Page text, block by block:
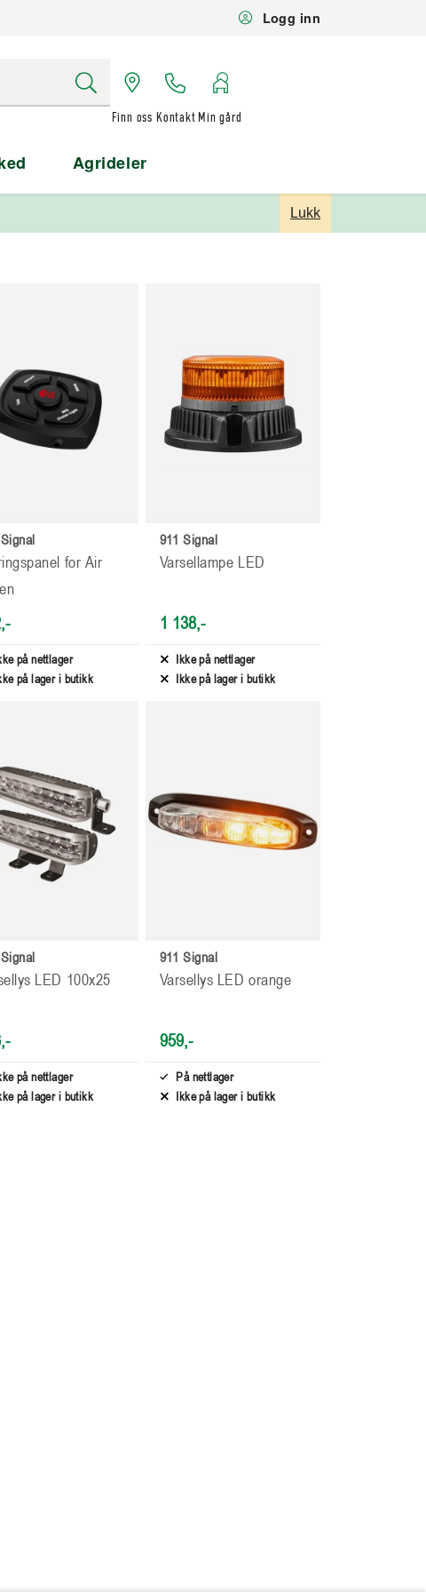
Logg inn
Finn oss Kontakt Min gård
Agrideler
Lukk
for Air
på nettlager
på lager i butikk
911 Signal
Varsellampe LED
1 138,-
Ikke på nettlager
Ikke på lager i butikk
LED 100x25
på nettlager
på lager i butikk
911 Signal
Varsellys LED orange
959,-
På nettlager
Ikke på lager i butikk